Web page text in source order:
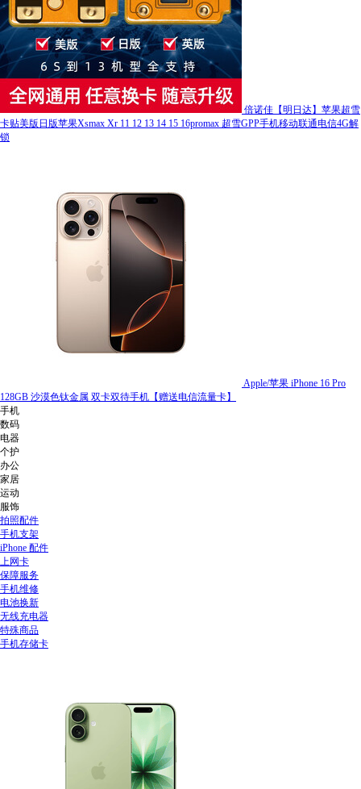
倍诺佳【明日达】苹果超雪
卡贴美版日版苹果Xsmax Xr 11 12 13 14 15 16promax 超雪GPP手机移动联通电信4G解
锁
Apple/苹果 iPhone 16 Pro
128GB 沙漠色钛金属 双卡双待手机【赠送电信流量卡】
手机
数码
电器
个护
办公
家居
运动
服饰
拍照配件
手机支架
iPhone 配件
上网卡
保障服务
手机维修
电池换新
无线充电器
特殊商品
手机存储卡